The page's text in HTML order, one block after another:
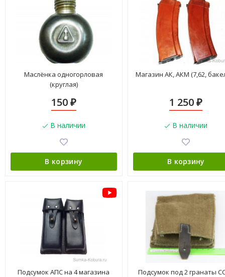
Маслёнка одногорловая
(круглая)
150 ₽
В наличии
В корзину
Магазин АК, АКМ (7,62,
1 250₽
В наличии
В корзину
Подсумок АПС на 4 магазина
Подсумок под 2 гранаты